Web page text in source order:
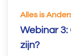
Alles is
Webinar 3:
zijn?